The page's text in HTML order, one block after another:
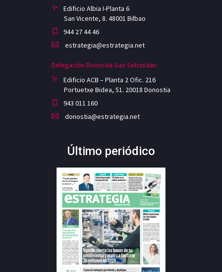
Edificio Albia I-Planta 6
San Vicente, 8. 48001 Bilbao
944 27 44 46
estrategia@estrategia.net
Delegación Donostia-San Sebastian
Edificio ACB – Planta 2 Ofic. 216
Portuetxe Bidea, 51. 20018 Donostia
943 011 160
donostia@estrategia.net
Último periódico